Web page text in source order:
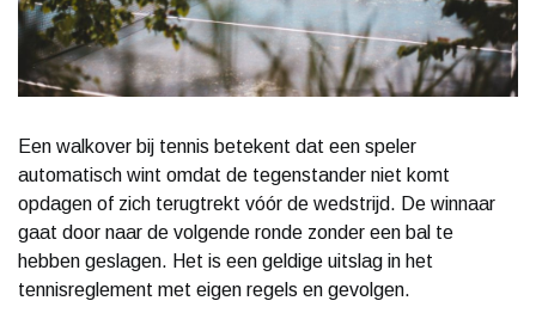
Een walkover bij tennis betekent dat een speler
automatisch wint omdat de tegenstander niet komt
opdagen of zich terugtrekt vóór de wedstrijd. De winnaar
gaat door naar de volgende ronde zonder een bal te
hebben geslagen. Het is een geldige uitslag in het
tennisreglement met eigen regels en gevolgen.